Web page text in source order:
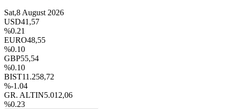
Sat,8 August 2026
USD41,57
%0.21
EURO48,55
%0.10
GBP55,54
%0.10
BIST11.258,72
%-1.04
GR. ALTIN5.012,06
%0.23